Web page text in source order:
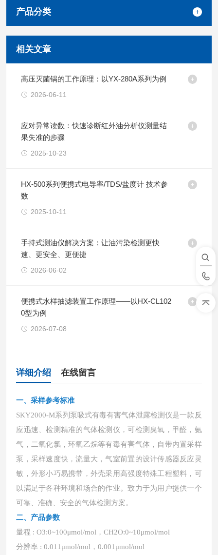
产品分类
相关文章
高压灭菌锅的工作原理：以YX-280A系列为例
2026-06-11
应对异常读数：快速诊断红外油分析仪测量结
果失准的步骤
2025-10-23
HX-500系列便携式电导率/TDS/盐度计 技术参
数
2025-10-11
手持式测油仪解决方案：让油污染检测更快
速、更安全、更便捷
2026-06-02
便携式水样抽滤装置工作原理——以HX-CL102
0型为例
2026-07-08
详细介绍 在线留言
一、采样参考标准
SKY2000-M系列泵吸式有毒有害气体泄露检测仪是一款反
应迅速、检测精准的气体检测仪，可检测臭氧，甲醛，氨
气，二氧化氯，环氧乙烷等有毒有害气体 ， 自带内置采样
泵，采样速度快，流量大，气室前置的设计传感器反应灵
敏，外形小巧易携带，外壳采用高强度特殊工程塑料，可
以满足于各种环境和场合的作业。致力于为用户提供一个
可靠、准确、安全的气体检测方案。
二、产品参数
量程 : O3:0~100μmol/mol，CH2O:0~10μmol/mol
分辨率 : 0.011μmol/mol，0.001μmol/mol